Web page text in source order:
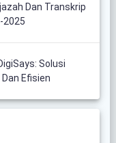
Dan Transkrip
2025
Solusi
Efisien